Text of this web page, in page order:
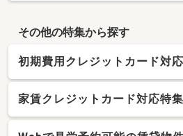
その他の特集から探す
初期費用クレジットカード対
家賃クレジットカード対応特集